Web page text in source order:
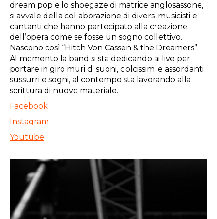
dream pop e lo shoegaze di matrice anglosassone,
si avvale della collaborazione di diversi musicisti e
cantanti che hanno partecipato alla creazione
dell’opera come se fosse un sogno collettivo.
Nascono così “Hitch Von Cassen & the Dreamers”.
Al momento la band si sta dedicando ai live per
portare in giro muri di suoni, dolcissimi e assordanti
sussurri e sogni, al contempo sta lavorando alla
scrittura di nuovo materiale.
Facebook
Instagram
Youtube